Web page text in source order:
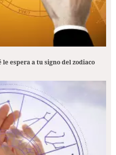
espera a tu signo del zodiaco